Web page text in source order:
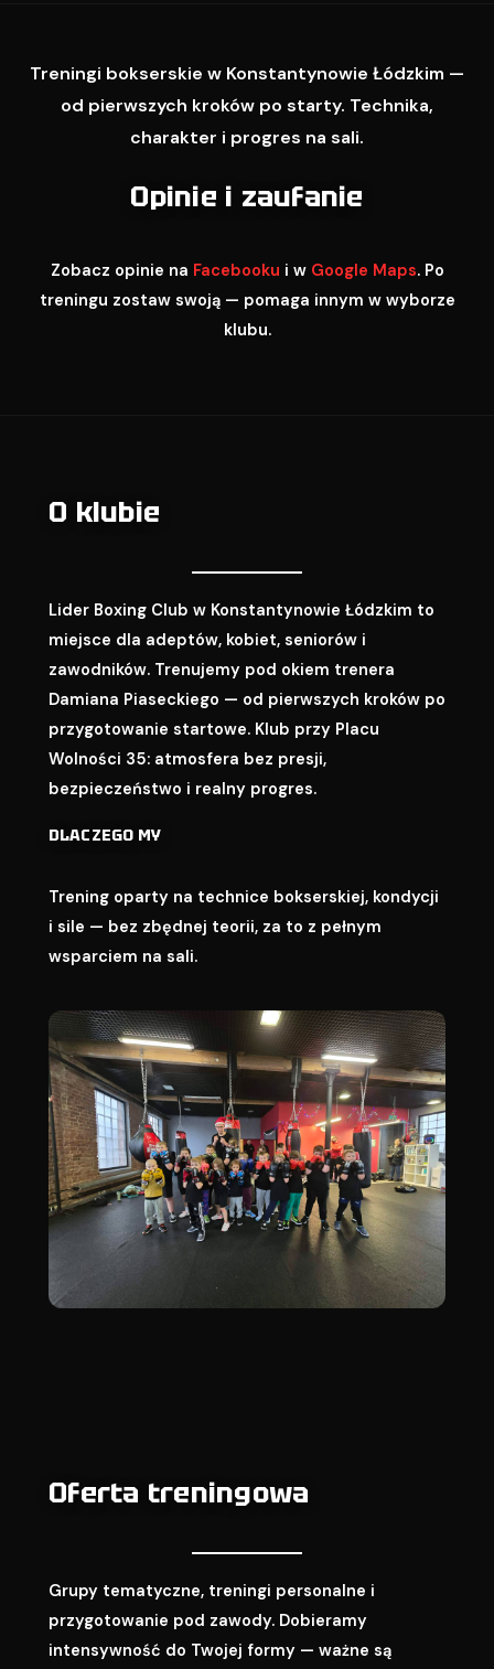
Treningi bokserskie w Konstantynowie Łódzkim —
od pierwszych kroków po starty. Technika,
charakter i progres na sali.
Opinie i zaufanie
Zobacz opinie na Facebooku i w Google Maps. Po
treningu zostaw swoją — pomaga innym w wyborze
klubu.
O klubie
Lider Boxing Club w Konstantynowie Łódzkim to
miejsce dla adeptów, kobiet, seniorów i
zawodników. Trenujemy pod okiem trenera
Damiana Piaseckiego — od pierwszych kroków po
przygotowanie startowe. Klub przy Placu
Wolności 35: atmosfera bez presji,
bezpieczeństwo i realny progres.
DLACZEGO MY
Trening oparty na technice bokserskiej, kondycji
i sile — bez zbędnej teorii, za to z pełnym
wsparciem na sali.
Oferta treningowa
Grupy tematyczne, treningi personalne i
przygotowanie pod zawody. Dobieramy
intensywność do Twojej formy — ważne są